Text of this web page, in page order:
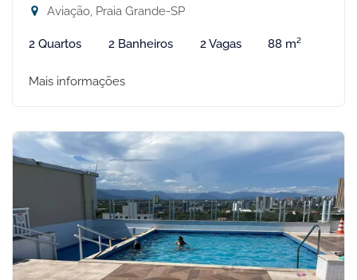
Aviação, Praia Grande-SP
2 Quartos 2 Banheiros 2 Vagas 88 m²
Mais informações